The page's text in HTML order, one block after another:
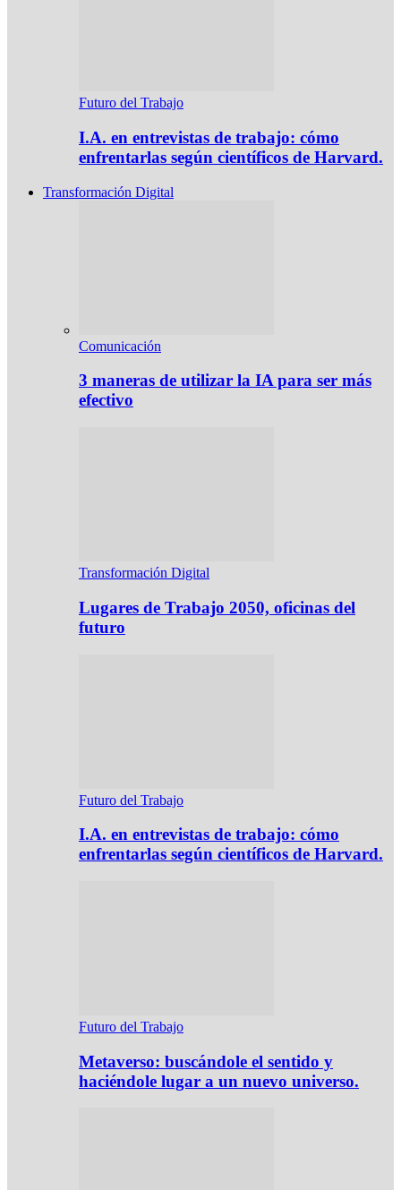
Futuro del Trabajo
I.A. en entrevistas de trabajo: cómo
enfrentarlas según científicos de Harvard.
Transformación Digital
Comunicación
3 maneras de utilizar la IA para ser más
efectivo
Transformación Digital
Lugares de Trabajo 2050, oficinas del
futuro
Futuro del Trabajo
I.A. en entrevistas de trabajo: cómo
enfrentarlas según científicos de Harvard.
Futuro del Trabajo
Metaverso: buscándole el sentido y
haciéndole lugar a un nuevo universo.